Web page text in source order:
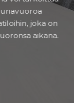
joka on
aikana.